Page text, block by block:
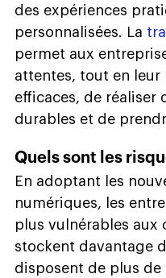
des expériences
personnalisées. La
permet aux
attentes, tout en leur
efficaces, de réaliser
durables et de
Quels sont les
En adoptant les
numériques, les
plus vulnérables aux
stockent davantage
disposent de plus de